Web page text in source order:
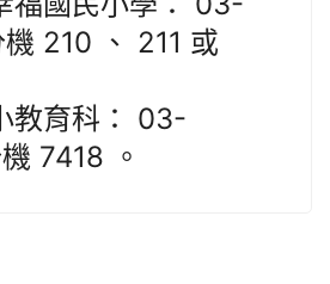
210 、 211 或
教育科： 03-
7418 。